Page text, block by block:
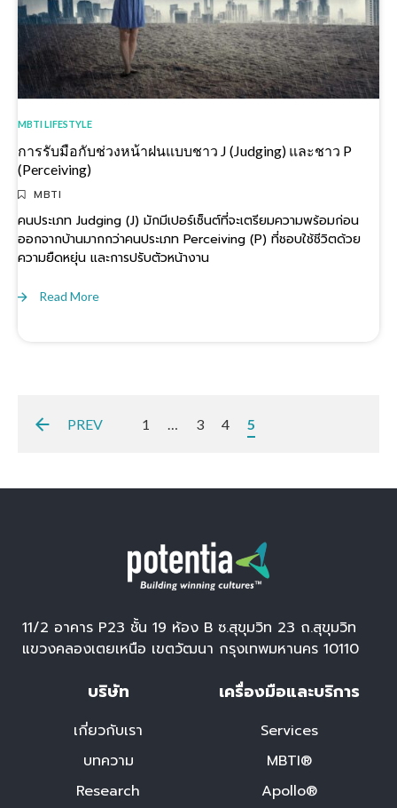
MBTI LIFESTYLE
การรับมือกับช่วงหน้าฝนแบบชาว J (Judging) และชาว P
(Perceiving)
MBTI
คนประเภท Judging (J) มักมีเปอร์เซ็นต์ที่จะเตรียมความพร้อมก่อน
ออกจากบ้านมากกว่าคนประเภท Perceiving (P) ที่ชอบใช้ชีวิตด้วย
ความยืดหยุ่น และการปรับตัวหน้างาน
Read More
PREV 1 … 3 4 5
11/2 อาคาร P23 ชั้น 19 ห้อง B ซ.สุขุมวิท 23 ถ.สุขุมวิท
แขวงคลองเตยเหนือ เขตวัฒนา กรุงเทพมหานคร 10110
บริษัท
เกี่ยวกับเรา
บทความ
Research
เครื่องมือและบริการ
Services
MBTI®
Apollo®